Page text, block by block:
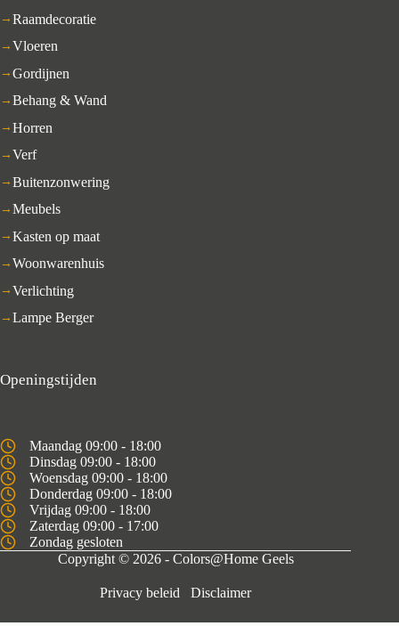
Raamdecoratie
Vloeren
Gordijnen
Behang & Wand
Horren
Verf
Buitenzonwering
Meubels
Kasten op maat
Woonwarenhuis
Verlichting
Lampe Berger
Openingstijden
Maandag 09:00 - 18:00
Dinsdag 09:00 - 18:00
Woensdag 09:00 - 18:00
Donderdag 09:00 - 18:00
Vrijdag 09:00 - 18:00
Zaterdag 09:00 - 17:00
Zondag gesloten
Copyright © 2026 - Colors@Home Geels
Privacy beleid Disclaimer